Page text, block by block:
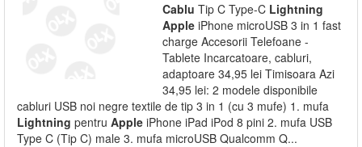
Cablu Tip C Type-C Lightning
Apple iPhone microUSB 3 in 1 fast
charge Accesorii Telefoane -
Tablete Incarcatoare, cabluri,
adaptoare 34,95 lei Timisoara Azi
34,95 lei: 2 modele disponibile
cabluri USB noi negre textile de tip 3 in 1 (cu 3 mufe) 1. mufa
Lightning pentru Apple iPhone iPad iPod 8 pini 2. mufa USB
Type C (Tip C) male 3. mufa microUSB Qualcomm Q...